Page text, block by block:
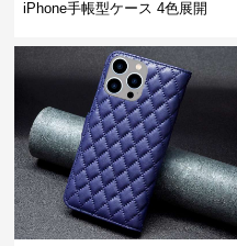
iPhone手帳型ケース 4色展開